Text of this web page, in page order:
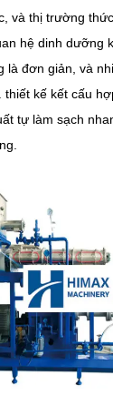
và thị trường
hệ dinh dưỡng
là đơn giản, và
kế kết cấu
tự làm sạch